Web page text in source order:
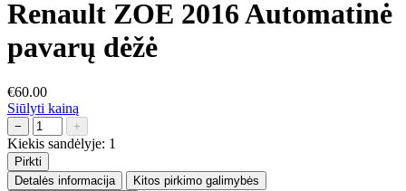
Renault ZOE 2016 Automatinė
pavarų dėžė
€60.00
Siūlyti kainą
− +
Kiekis sandėlyje: 1
Pirkti
Detalės informacija
Kitos pirkimo galimybės